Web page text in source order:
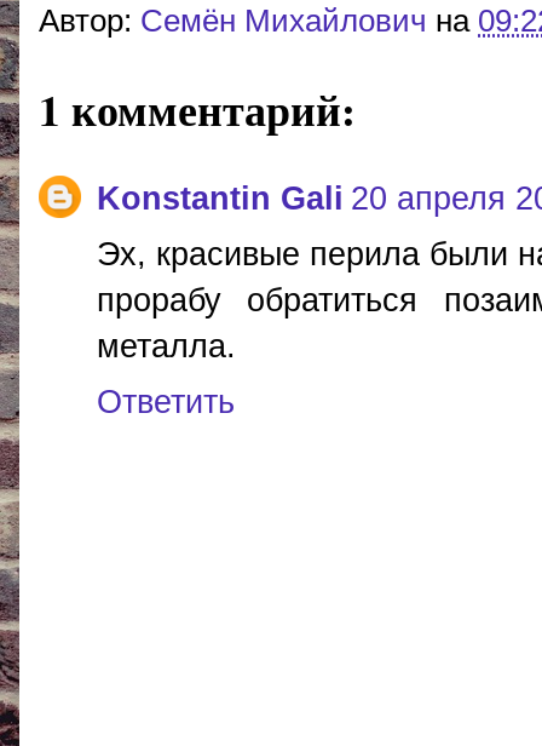
Автор: Cемён Михайлович на
1 комментарий:
Konstantin Gali 20 апреля
Эх, красивые перила были
прорабу обратиться
металла.
Ответить